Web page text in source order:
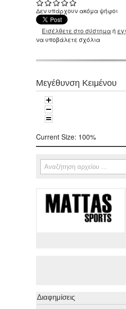
Δεν υπάρχουν ακόμα ψήφοι
Εισέλθετε στο σύστημαή
να υποβάλετε σχόλια
Μεγέθυνση Κειμένου
Current Size: 100%
Φόρμα αναζήτησης
Αναζήτηση
Διαφημίσεις